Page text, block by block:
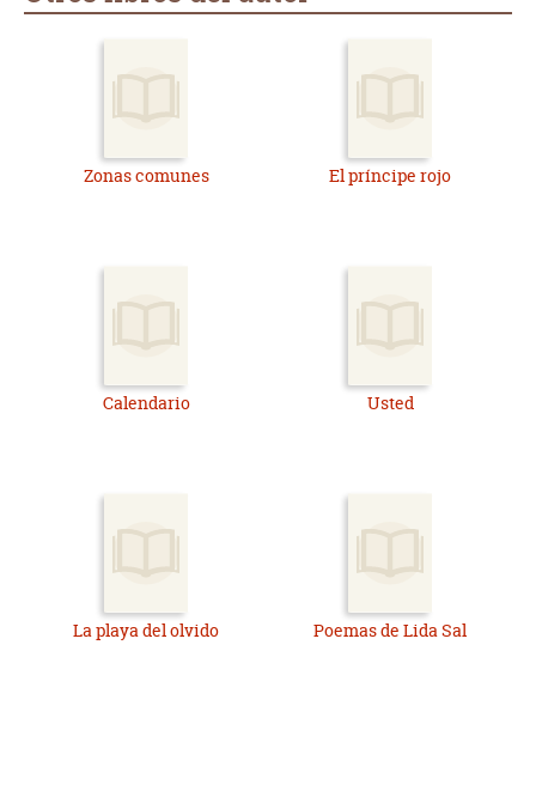
Zonas comunes El príncipe rojo
Calendario Usted
La playa del olvido Poemas de Lida Sal